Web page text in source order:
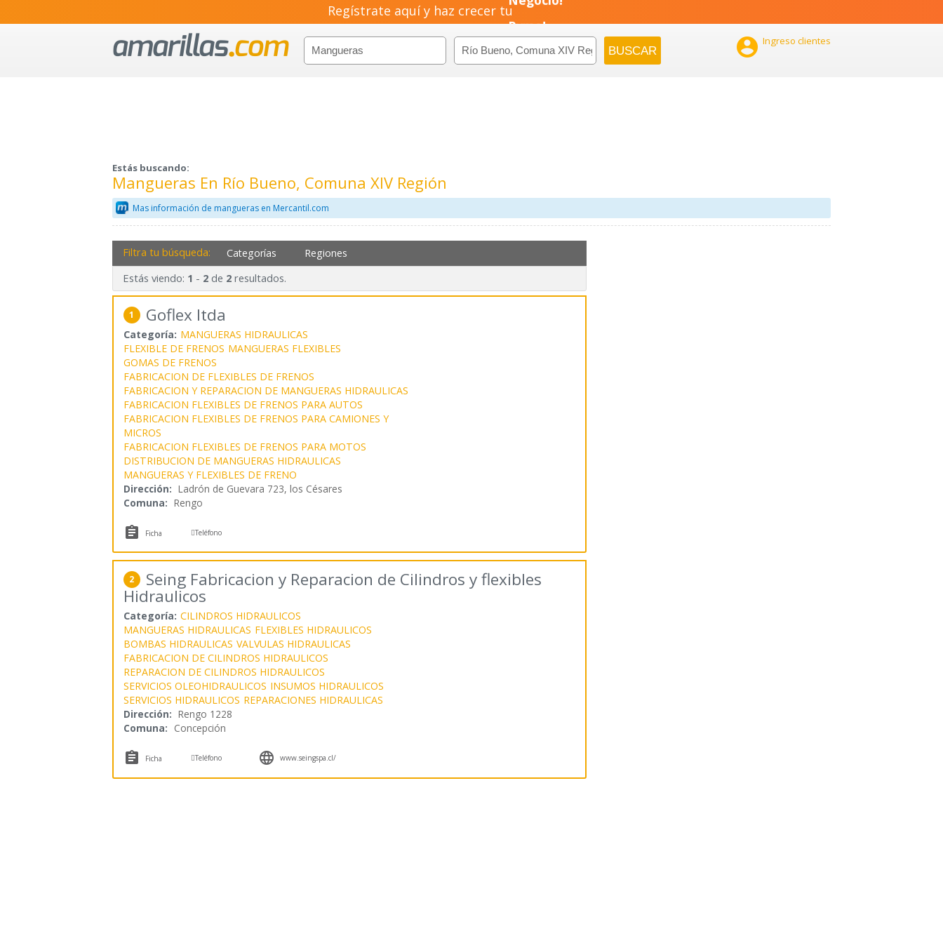
Regístrate aquí y haz crecer tuNegocio!
Pyme!
Emprendimiento!
 Ingreso clientes
Estás buscando:
Mangueras En Río Bueno, Comuna XIV Región
Mas información de mangueras en Mercantil.com
Filtra tu búsqueda: Categorías Regiones
Estás viendo: 1 - 2de 2resultados.
1 Goflex ltda
Categoría: MANGUERAS HIDRAULICAS
FLEXIBLE DE FRENOS MANGUERAS FLEXIBLES
GOMAS DE FRENOS
FABRICACION DE FLEXIBLES DE FRENOS
FABRICACION Y REPARACION DE MANGUERAS HIDRAULICAS
FABRICACION FLEXIBLES DE FRENOS PARA AUTOS
FABRICACION FLEXIBLES DE FRENOS PARA CAMIONES Y
MICROS
FABRICACION FLEXIBLES DE FRENOS PARA MOTOS
DISTRIBUCION DE MANGUERAS HIDRAULICAS
MANGUERAS Y FLEXIBLES DE FRENO
Dirección: Ladrón de Guevara 723, los Césares
Comuna: Rengo
 Ficha Teléfono
2 Seing Fabricacion y Reparacion de Cilindros y flexibles
Hidraulicos
Categoría: CILINDROS HIDRAULICOS
MANGUERAS HIDRAULICAS FLEXIBLES HIDRAULICOS
BOMBAS HIDRAULICAS VALVULAS HIDRAULICAS
FABRICACION DE CILINDROS HIDRAULICOS
REPARACION DE CILINDROS HIDRAULICOS
SERVICIOS OLEOHIDRAULICOS INSUMOS HIDRAULICOS
SERVICIOS HIDRAULICOS REPARACIONES HIDRAULICAS
Dirección: Rengo 1228
Comuna: Concepción
 Ficha Teléfono  www.seingspa.cl/